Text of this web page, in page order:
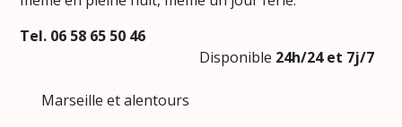
Tel. 06 58 65 50 46
Disponible 24h/24 et 7j/7
Marseille et alentours